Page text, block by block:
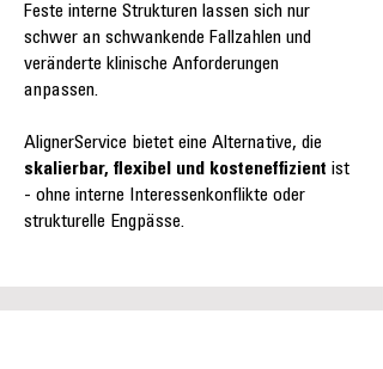
Feste interne Strukturen lassen sich nur
schwer an schwankende Fallzahlen und
veränderte klinische Anforderungen
anpassen.
AlignerService bietet eine Alternative, die
skalierbar, flexibel und kosteneffizient ist
- ohne interne Interessenkonflikte oder
strukturelle Engpässe.